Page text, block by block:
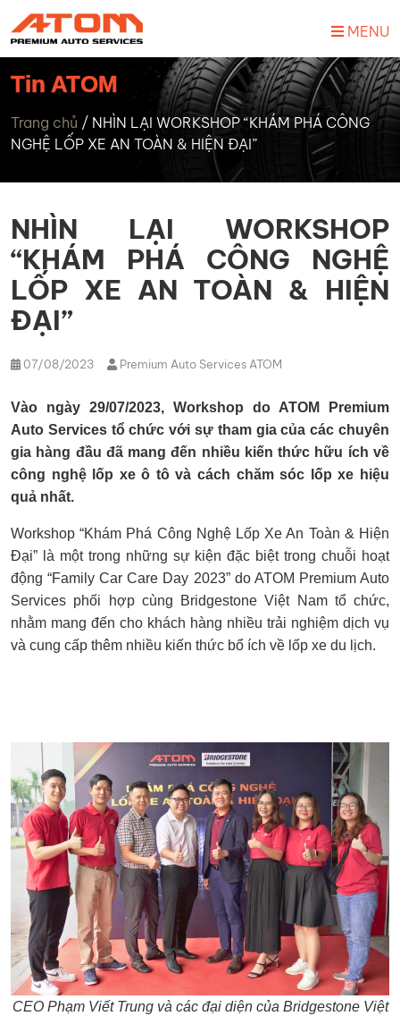
MENU
Tin ATOM
Trang chủ / NHÌN LẠI WORKSHOP “KHÁM PHÁ CÔNG
NGHỆ LỐP XE AN TOÀN & HIỆN ĐẠI”
NHÌN LẠI WORKSHOP
“KHÁM PHÁ CÔNG NGHỆ
LỐP XE AN TOÀN & HIỆN
ĐẠI”
07/08/2023 Premium Auto Services ATOM
Vào ngày 29/07/2023, Workshop do ATOM Premium
Auto Services tổ chức với sự tham gia của các chuyên
gia hàng đầu đã mang đến nhiều kiến thức hữu ích về
công nghệ lốp xe ô tô và cách chăm sóc lốp xe hiệu
quả nhất.
Workshop “Khám Phá Công Nghệ Lốp Xe An Toàn & Hiện
Đại” là một trong những sự kiện đặc biệt trong chuỗi hoạt
động “Family Car Care Day 2023” do ATOM Premium Auto
Services phối hợp cùng Bridgestone Việt Nam tổ chức,
nhằm mang đến cho khách hàng nhiều trải nghiệm dịch vụ
và cung cấp thêm nhiều kiến thức bổ ích về lốp xe du lịch.
CEO Phạm Viết Trung và các đại diện của Bridgestone Việt